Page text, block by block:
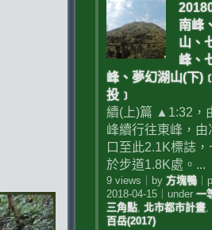
南峰
山、
峰、
峰、夢幻湖山(下
投﹞
續(上)篇 ▲1:32，
峰續行往東峰，由
口至此2.1K標誌
於步道1.8K處。...
9 views by 方塊鴨｜
2018-04-15｜ under 一
三角點, 北市都市計畫,
百岳(2017)